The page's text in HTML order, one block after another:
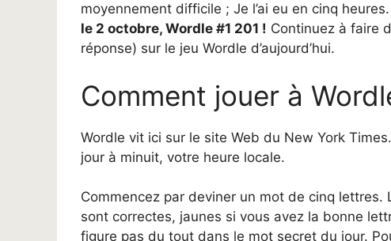
moyennement difficile ; Je l’ai eu en cinq heures.
le 2 octobre, Wordle #1 201 ! Continuez à faire
réponse) sur le jeu Wordle d’aujourd’hui.
Comment jouer à
Wordle vit ici sur le site Web du New York
jour à minuit, votre heure locale.
Commencez par deviner un mot de cinq
sont correctes, jaunes si vous avez la bonne
figure pas du tout dans le mot secret du jour.